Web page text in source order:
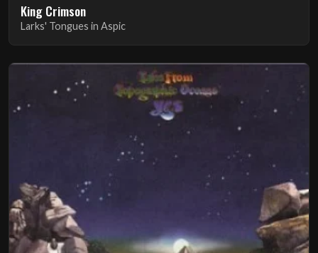
King Crimson
Larks' Tongues in Aspic